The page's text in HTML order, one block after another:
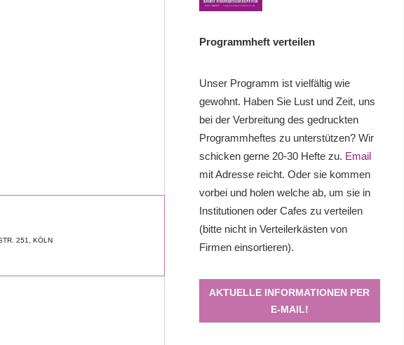
Ansichten,
Navigation
Navigation
EINGANG MELATEN GEGENÜBER AACHENER STR. 251, KÖLN
Programmheft verteilen
Unser Programm ist vielfältig wie
gewohnt. Haben Sie Lust und Zeit, uns
bei der Verbreitung des gedruckten
Programmheftes zu unterstützen? Wir
schicken gerne 20-30 Hefte zu. Email
mit Adresse reicht. Oder sie kommen
vorbei und holen welche ab, um sie in
Institutionen oder Cafes zu verteilen
(bitte nicht in Verteilerkästen von
Firmen einsortieren).
AKTUELLE INFORMATIONEN PER
E-MAIL!